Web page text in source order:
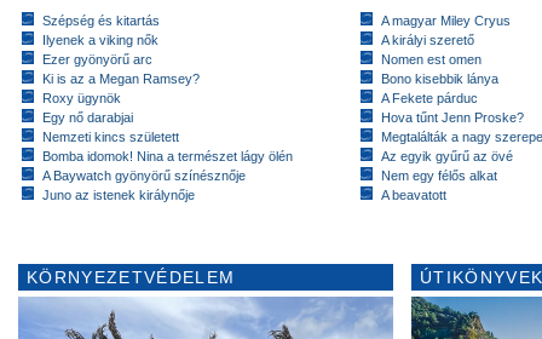
Szépség és kitartás
Ilyenek a viking nők
Ezer gyönyörű arc
Ki is az a Megan Ramsey?
Roxy ügynök
Egy nő darabjai
Nemzeti kincs született
Bomba idomok! Nina a természet lágy ölén
A Baywatch gyönyörű színésznője
Juno az istenek királynője
A magyar Miley Cryus
A királyi szerető
Nomen est omen
Bono kisebbik lánya
A Fekete párduc
Hova tűnt Jenn Proske?
Megtalálták a nagy
Az egyik gyűrű az övé
Nem egy félős alkat
A beavatott
KÖRNYEZETVÉDELEM